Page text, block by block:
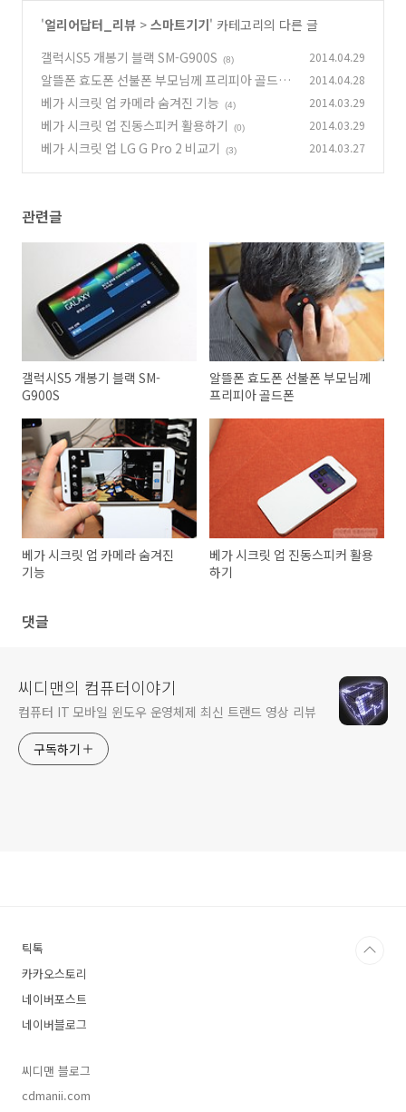
'얼리어답터_리뷰 > 스마트기기' 카테고리의 다른 글
갤럭시S5 개봉기 블랙 SM-G900S
(8) 2014.04.29
알뜰폰 효도폰 선불폰 부모님께 프리피아 골드폰
(0)
2014.04.28
베가 시크릿 업 카메라 숨겨진 기능 (4) 2014.03.29
베가 시크릿 업 진동스피커 활용하기 (0) 2014.03.29
베가 시크릿 업 LG G Pro 2 비교기 (3) 2014.03.27
관련글
갤럭시S5 개봉기 블랙 SM-
G900S
알뜰폰 효도폰 선불폰 부모님께
프리피아 골드폰
베가 시크릿 업 카메라 숨겨진
기능
베가 시크릿 업 진동스피커 활용
하기
댓글
씨디맨의 컴퓨터이야기
컴퓨터 IT 모바일 윈도우 운영체제 최신 트랜드 영상 리뷰
구독하기
틱톡
카카오스토리
네이버포스트
네이버블로그
씨디맨 블로그
cdmanii.com